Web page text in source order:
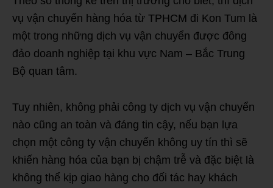
vụ vận chuyển hàng hóa từ TPHCM đi Kon Tum là
một trong những dịch vụ vận chuyển được đông
đảo doanh nghiệp tại khu vực Nam – Bắc Trung
Bộ quan tâm.
Tuy nhiên, không phải công ty dịch vụ vận chuyển
nào cũng an toàn và đáng tin cậy, nếu bạn lựa
chọn một công ty vận chuyển không uy tín thì sẽ
khiến hàng hóa của bạn bị chậm trễ và đặc biệt là
không thể kịp giao hàng cho đối tác hay khách